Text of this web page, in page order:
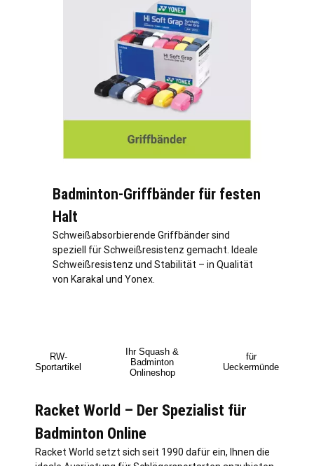
Badminton-Griffbänder für festen
Halt
Schweißabsorbierende Griffbänder sind
speziell für Schweißresistenz gemacht. Ideale
Schweißresistenz und Stabilität – in Qualität
von Karakal und Yonex.
RW-
Sportartikel
Ihr Squash &
Badminton
Onlineshop
für
Ueckermünde
Racket World – Der Spezialist für
Badminton Online
Racket World setzt sich seit 1990 dafür ein, Ihnen die